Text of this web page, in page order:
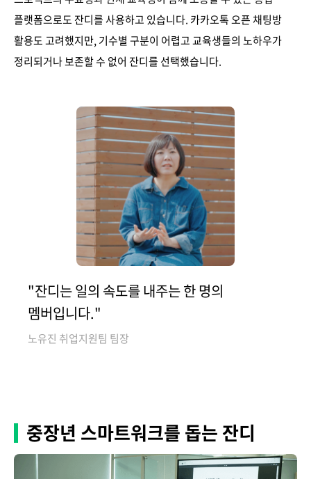
플랫폼으로도 잔디를 사용하고 있습니다. 카카오톡 오픈 채팅방
활용도 고려했지만, 기수별 구분이 어렵고 교육생들의 노하우가
정리되거나 보존할 수 없어 잔디를 선택했습니다.
"잔디는 일의 속도를 내주는 한 명의
멤버입니다."
노유진 취업지원팀 팀장
중장년 스마트워크를 돕는 잔디